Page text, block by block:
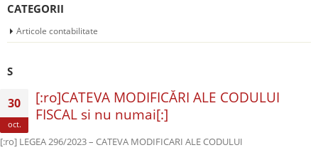
CATEGORII
Articole contabilitate
S
30
oct.
[:ro]CATEVA MODIFICĂRI ALE CODULUI
FISCAL si nu numai[:]
[:ro] LEGEA 296/2023 – CATEVA MODIFICARI ALE CODULUI